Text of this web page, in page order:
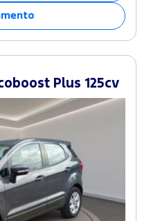
Plus 125cv